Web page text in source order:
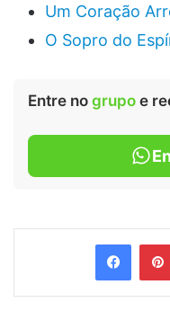
Um Coração
O Sopro do
Entre no grupo e